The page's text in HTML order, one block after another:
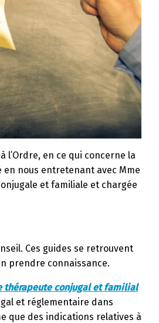
l’Ordre, en ce qui concerne la
en nous entretenant avec Mme
et familiale et chargée
Ces guides se retrouvent
prendre connaissance.
thérapeute conjugal et familial
et réglementaire dans
que des indications relatives à